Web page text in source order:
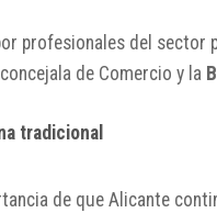
profesionales del sector
de Comercio y la
tradicional
de que Alicante